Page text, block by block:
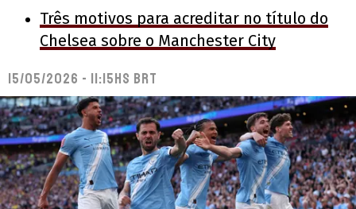
Três motivos para acreditar no título do
Chelsea sobre o Manchester City
15/05/2026 - 11:15hs BRT